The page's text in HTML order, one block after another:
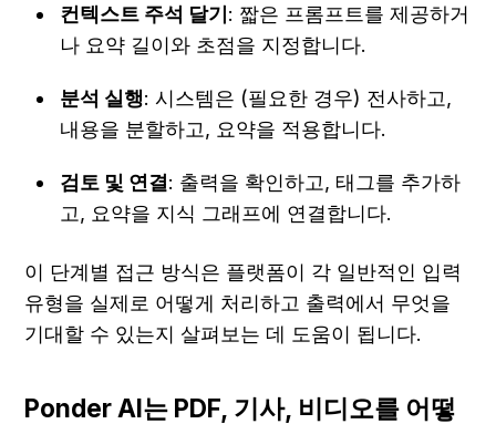
컨텍스트 주석 달기: 짧은 프롬프트를 제공하거
나 요약 길이와 초점을 지정합니다.
분석 실행: 시스템은 (필요한 경우) 전사하고,
내용을 분할하고, 요약을 적용합니다.
검토 및 연결: 출력을 확인하고, 태그를 추가하
고, 요약을 지식 그래프에 연결합니다.
이 단계별 접근 방식은 플랫폼이 각 일반적인 입력
유형을 실제로 어떻게 처리하고 출력에서 무엇을
기대할 수 있는지 살펴보는 데 도움이 됩니다.
Ponder AI는 PDF, 기사, 비디오를 어떻